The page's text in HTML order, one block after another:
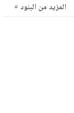
المزيد من البنود »